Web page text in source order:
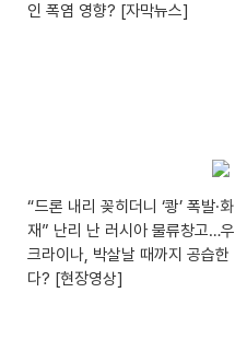
인 폭염 영향? [자막뉴스]
“드론 내리 꽂히더니 ‘쾅’ 폭발·화
재” 난리 난 러시아 물류창고…우
크라이나, 박살날 때까지 공습한
다? [현장영상]